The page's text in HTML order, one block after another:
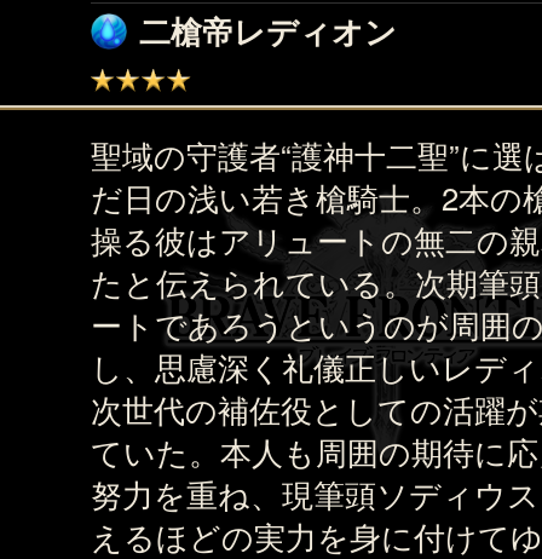
二槍帝レディオン
聖域の守護者“護神十二聖”に選
だ日の浅い若き槍騎士。2本の
操る彼はアリュートの無二の
たと伝えられている。次期筆
ートであろうというのが周囲
し、思慮深く礼儀正しいレデ
次世代の補佐役としての活躍
ていた。本人も周囲の期待に
努力を重ね、現筆頭ソディウ
えるほどの実力を身に付けて